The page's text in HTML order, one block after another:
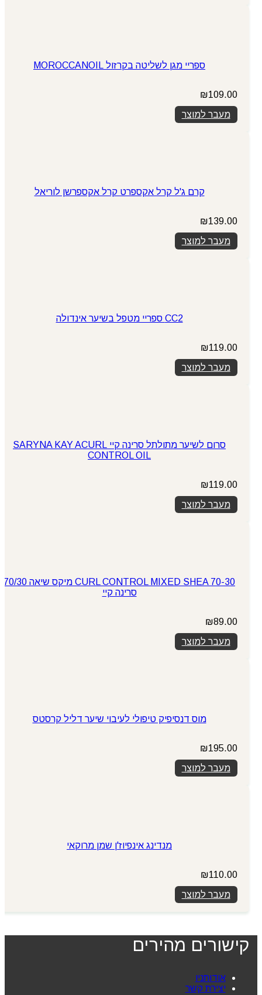
ספריי מגן לשליטה בקרזול MOROCCANOIL
₪109.00
מעבר למוצר
קרם ג'ל קרל אקספרט קרל אקספרשן לוריאל
₪139.00
מעבר למוצר
CC2 ספריי מטפל בשיער אינדולה
₪119.00
מעבר למוצר
סרום לשיער מתולתל סרינה קיי SARYNA KAY ACURL
CONTROL OIL
₪119.00
מעבר למוצר
CURL CONTROL MIXED SHEA 70-30 מיקס שיאה 70/30
סרינה קיי
₪89.00
מעבר למוצר
מוס דנסיפיק טיפולי לעיבוי שיער דליל קרסטס
₪195.00
מעבר למוצר
מנדינג אינפיוז'ן שמן מרוקאי
₪110.00
מעבר למוצר
קישורים מהירים
אודותניו
יצירת קשר